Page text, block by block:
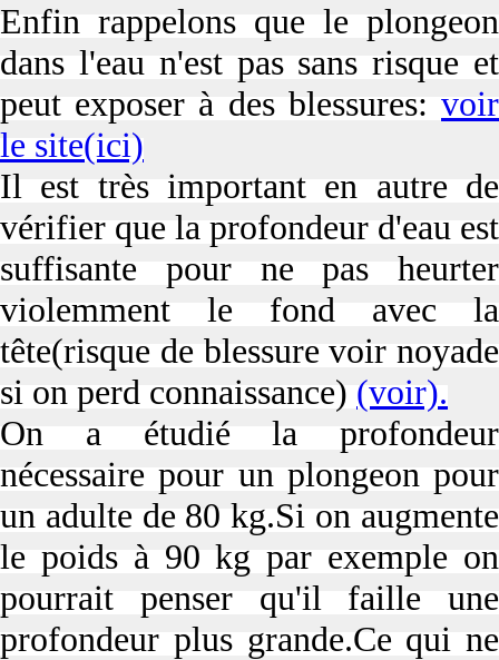
Enfin rappelons que le plongeon
dans l'eau n'est pas sans risque et
peut exposer à des blessures: voir
le site(ici)
Il est très important en autre de
vérifier que la profondeur d'eau est
suffisante pour ne pas heurter
violemment le fond avec la
tête(risque de blessure voir noyade
si on perd connaissance) (voir).
On a étudié la profondeur
nécessaire pour un plongeon pour
un adulte de 80 kg.Si on augmente
le poids à 90 kg par exemple on
pourrait penser qu'il faille une
profondeur plus grande.Ce qui ne